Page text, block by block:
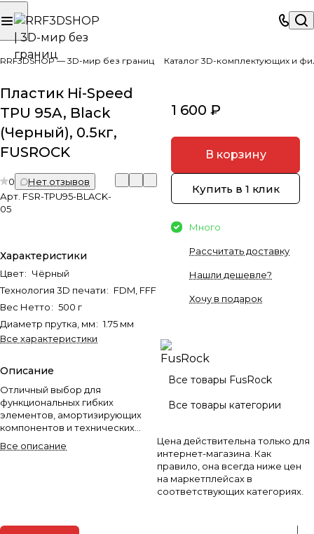
RRF3DSHOP — 3D-мир без границ Каталог 3D-комплектующих и
Пластик Hi-Speed
TPU 95A, Black
(Черный), 0.5кг,
FUSROCK
0
Нет отзывов
Арт. FSR-TPU95-BLACK-
05
Характеристики
Цвет: Чёрный
Технология 3D печати: FDM, FFF
Вес Нетто: 500 г
Диаметр прутка, мм: 1.75 мм
Все характеристики
Описание
Отличный выбор для
функциональных гибких
элементов, амортизирующих
компонентов и технических
Все описание
1 600 ₽
В корзину
Купить в 1 клик
Много
Рассчитать доставку
Нашли дешевле?
Хочу в подарок
Все товары FusRock
Все товары категории
Цена действительна только для
интернет-магазина. Как
правило, она всегда ниже цен
на маркетплейсах в
соответствующих категориях.